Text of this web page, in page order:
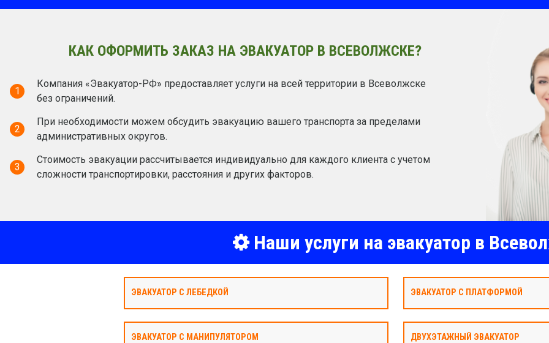
КАК ОФОРМИТЬ ЗАКАЗ НА ЭВАКУАТОР В ВСЕВОЛЖСКЕ?
1
Компания «Эвакуатор-РФ» предоставляет услуги на всей территории в Всеволжске
без ограничений.
2
При необходимости можем обсудить эвакуацию вашего транспорта за пределами
административных округов.
3
Стоимость эвакуации рассчитывается индивидуально для каждого клиента с учетом
сложности транспортировки, расстояния и других факторов.
Наши услуги на эвакуатор в
ЭВАКУАТОР С ЛЕБЕДКОЙ ЭВАКУАТОР С ПЛАТФОРМОЙ
ЭВАКУАТОР С МАНИПУЛЯТОРОМ ДВУХЭТАЖНЫЙ ЭВАКУАТОР